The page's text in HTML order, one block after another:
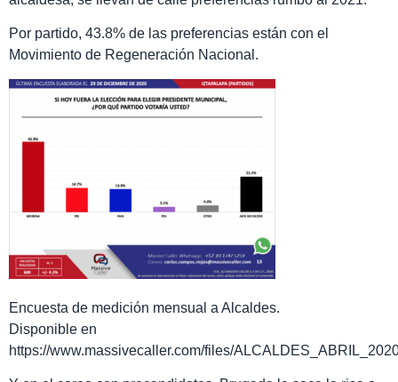
Por partido, 43.8% de las preferencias están con el
Movimiento de Regeneración Nacional.
Encuesta de medición mensual a Alcaldes.
Disponible en
https://www.massivecaller.com/files/